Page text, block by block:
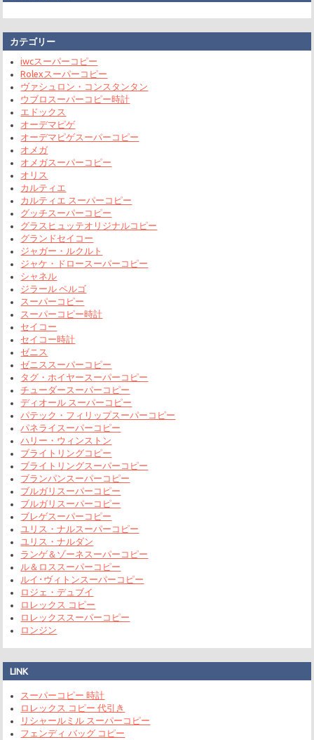
カテゴリー
iwcスーパーコピー
Rolexスーパーコピー
ヴァシュロン・コンスタンタン
ウブロスーパーコピー時計
エドックス
オーデマピゲ
オーデマピゲスーパーコピー
オメガ
オメガスーパーコピー
オリス
カルティエ
カルティエ スーパーコピー
グッチスーパーコピー
グラスヒュッテオリジナルコピー
グランドセイコー
ジャガー・ルクルト
ジャケ・ドロースーパーコピー
シャネル
ジラール ペルゴ
スーパーコピー
スーパーコピー時計
セイコー
セイコー時計
ゼニス
ゼニススーパーコピー
タグ・ホイヤースーパーコピー
チューダースーパーコピー
ディオール スーパーコピー
パテック・フィリップスーパーコピー
パネライスーパーコピー
ハリー・ウィンストン
ブライトリングコピー
ブライトリングスーパーコピー
ブランパンスーパーコピー
ブルガリスーパーコピー
ブルガリスーパーコピー
ブレゲスーパーコピー
ユリス・ナルスーパーコピー
ユリス・ナルダン
ランゲ＆ゾーネスーパーコピー
ル＆ロススーパーコピー
ルイ･ヴィトンスーパーコピー
ロジェ・デュブイ
ロレックス コピー
ロレックススーパーコピー
ロンジン
LINK
スーパーコピー 時計
ロレックス コピー 代引き
リシャールミル スーパーコピー
フェンディ バッグ コピー